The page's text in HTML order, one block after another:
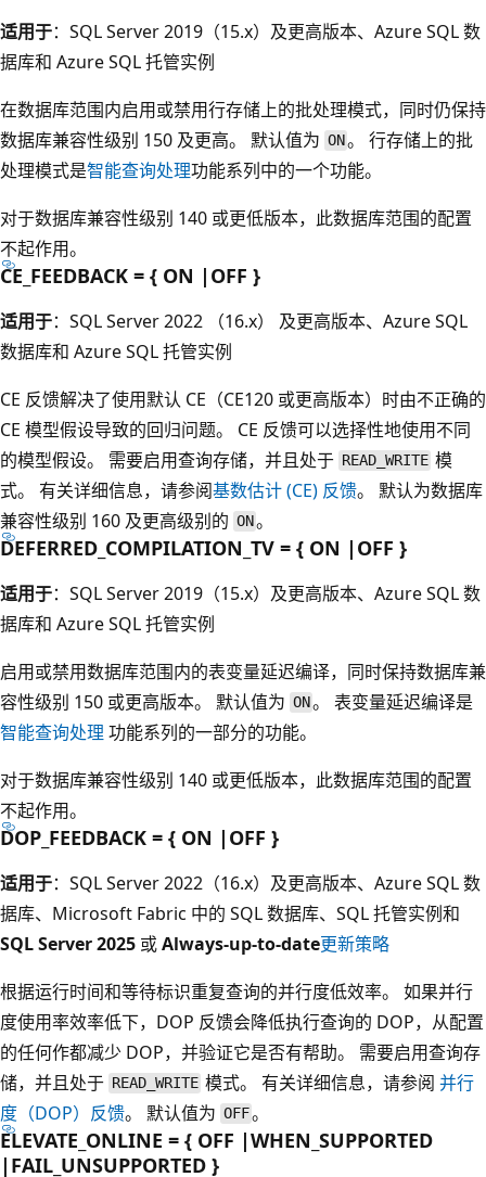
适用于：SQL Server 2019（15.x）及更高版本、Azure SQL 数
据库和 Azure SQL 托管实例
在数据库范围内启用或禁用行存储上的批处理模式，同时仍保持
数据库兼容性级别 150 及更高。 默认值为 ON。 行存储上的批
处理模式是智能查询处理功能系列中的一个功能。
对于数据库兼容性级别 140 或更低版本，此数据库范围的配置
不起作用。
CE_FEEDBACK = { ON |OFF }
适用于：SQL Server 2022 （16.x） 及更高版本、Azure SQL
数据库和 Azure SQL 托管实例
CE 反馈解决了使用默认 CE（CE120 或更高版本）时由不正确的
CE 模型假设导致的回归问题。 CE 反馈可以选择性地使用不同
的模型假设。 需要启用查询存储，并且处于 READ_WRITE 模
式。 有关详细信息，请参阅基数估计 (CE) 反馈。 默认为数据库
兼容性级别 160 及更高级别的 ON。
DEFERRED_COMPILATION_TV = { ON |OFF }
适用于：SQL Server 2019（15.x）及更高版本、Azure SQL 数
据库和 Azure SQL 托管实例
启用或禁用数据库范围内的表变量延迟编译，同时保持数据库兼
容性级别 150 或更高版本。 默认值为 ON。 表变量延迟编译是
智能查询处理 功能系列的一部分的功能。
对于数据库兼容性级别 140 或更低版本，此数据库范围的配置
不起作用。
DOP_FEEDBACK = { ON |OFF }
适用于：SQL Server 2022（16.x）及更高版本、Azure SQL 数
据库、Microsoft Fabric 中的 SQL 数据库、SQL 托管实例和
SQL Server 2025 或Always-up-to-date更新策略
根据运行时间和等待标识重复查询的并行度低效率。 如果并行
度使用率效率低下，DOP 反馈会降低执行查询的 DOP，从配置
的任何作都减少 DOP，并验证它是否有帮助。 需要启用查询存
储，并且处于 READ_WRITE 模式。 有关详细信息，请参阅并行
度（DOP）反馈。 默认值为 OFF。
ELEVATE_ONLINE = { OFF |WHEN_SUPPORTED
|FAIL_UNSUPPORTED }